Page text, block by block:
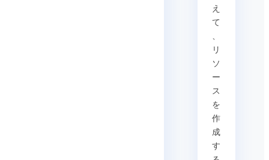
え
て
、
リ
ソ
ー
ス
を
作
成
す